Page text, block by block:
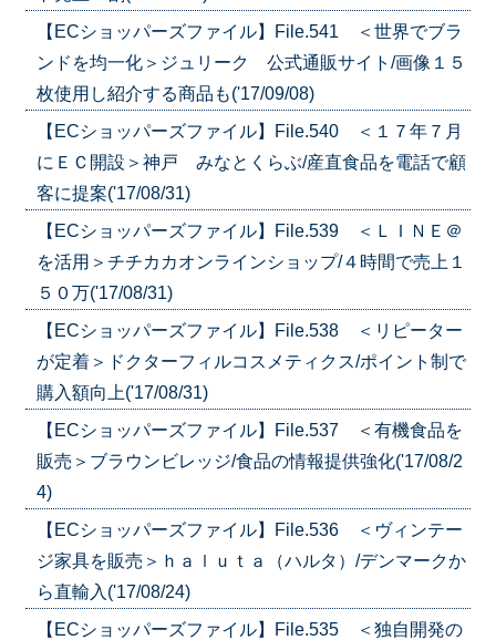
【ECショッパーズファイル】File.541 ＜世界でブラ
ンドを均一化＞ジュリーク 公式通販サイト/画像１５
枚使用し紹介する商品も('17/09/08)
【ECショッパーズファイル】File.540 ＜１７年７月
にＥＣ開設＞神戸 みなとくらぶ/産直食品を電話で顧
客に提案('17/08/31)
【ECショッパーズファイル】File.539 ＜ＬＩＮＥ＠
を活用＞チチカカオンラインショップ/４時間で売上１
５０万('17/08/31)
【ECショッパーズファイル】File.538 ＜リピーター
が定着＞ドクターフィルコスメティクス/ポイント制で
購入額向上('17/08/31)
【ECショッパーズファイル】File.537 ＜有機食品を
販売＞ブラウンビレッジ/食品の情報提供強化('17/08/2
4)
【ECショッパーズファイル】File.536 ＜ヴィンテー
ジ家具を販売＞ｈａｌｕｔａ（ハルタ）/デンマークか
ら直輸入('17/08/24)
【ECショッパーズファイル】File.535 ＜独自開発の